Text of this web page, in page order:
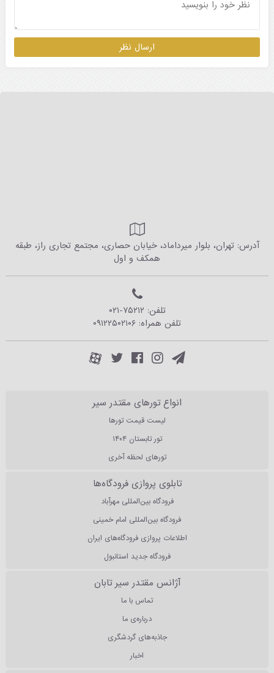
آدرس: تهران، بلوار میرداماد، خیابان حصاری، مجتمع تجاری راز، طبقه
همکف و اول
تلفن: ۰۲۱-۷۵۲۱۲
تلفن همراه: ۰۹۱۲۲۵۰۲۱۰۶
انواع تورهای مقتدر سیر
لیست قیمت تورها
تور تابستان ۱۴۰۴
تورهای لحظه آخری
تابلوی پروازی فرودگاه‌ها
فرودگاه بین‌المللی مهرآباد
فرودگاه بین‌المللی امام خمینی
اطلاعات پروازی فرودگاه‌های ایران
فرودگاه جدید استانبول
آژانس مقتدر سیر تابان
تماس با ما
درباره‌ی ما
جاذبه‌های گردشگری
اخبار